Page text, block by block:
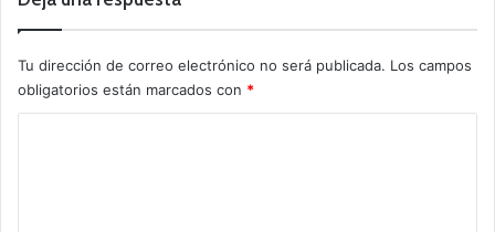
Tu dirección de correo electrónico no será publicada. Los campos
obligatorios están marcados con *